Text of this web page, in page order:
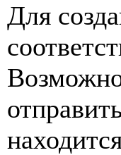
Для